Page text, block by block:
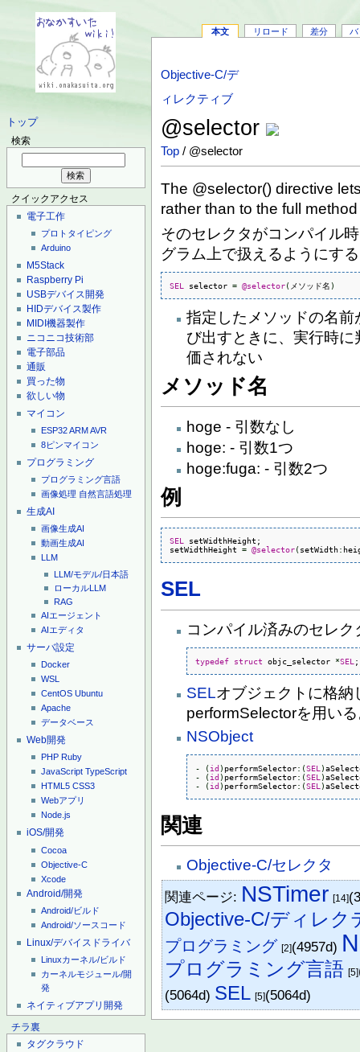
トップ
検索
クイックアクセス
電子工作
プロトタイピング
Arduino
M5Stack
Raspberry Pi
USBデバイス開発
HIDデバイス製作
MIDI機器製作
ニコニコ技術部
電子部品
通販
買った物
欲しい物
マイコン
ESP32ARMAVR
8ピンマイコン
プログラミング
プログラミング言語
画像処理 自然言語処理
生成AI
画像生成AI
動画生成AI
LLM
LLM/モデル/日本語
ローカルLLM
RAG
AIエージェント
AIエディタ
サーバ設定
Docker
WSL
CentOS Ubuntu
Apache
データベース
Web開発
PHP Ruby
JavaScript TypeScript
HTML5 CSS3
Webアプリ
Node.js
iOS/開発
Cocoa
Objective-C
Xcode
Android/開発
Android/ビルド
Android/ソースコード
Linux/デバイスドライバ
Linuxカーネル/ビルド
カーネルモジュール/開
発
ネイティブアプリ開発
チラ裏
タグクラウド
本文 リロード 差分 バ
Objective-C/デ
ィレクティブ
@selector
Top / @selector
The @selector() directive
rather than to the full
そのセレクタがコンパイル
グラム上で扱えるようにす
SEL selector = @selector( メソッド名 )
指定したメソッドの名
び出すときに、実行時
価されない
メソッド名
hoge - 引数なし
hoge: - 引数1つ
hoge:fuga: - 引数2つ
例
SEL
setWidthHeight;
setWidthHeight = @selector(setWidth:
SEL
コンパイル済みのセレク
typedef struct objc_selector *SEL
SELオブジェクトに格
performSelectorを用い
NSObject
- (id ) performSelector: (SEL )
-
(id ) performSelector: (SEL )
-
(id ) performSelector: (SEL )
関連
Objective-C/セレクタ
関連ページ: NSTimer [14]
Objective-C/ディレク
プログラミング [2](4957d)
プログラミング言語 [5]
(5064d) SEL [5](5064d)